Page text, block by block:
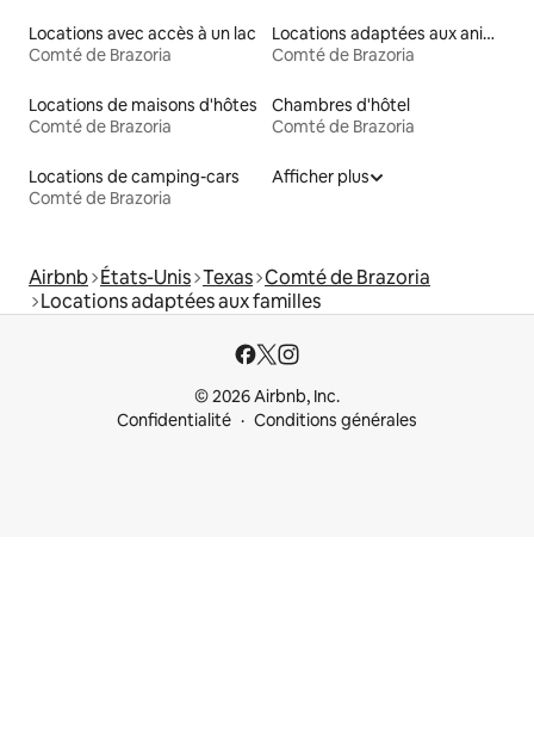
Locations avec accès à un lac
Comté de Brazoria
Locations adaptées aux animaux
Comté de Brazoria
Locations de maisons d'hôtes
Comté de Brazoria
Chambres d'hôtel
Comté de Brazoria
Locations de camping-cars
Comté de Brazoria
Afficher plus
Airbnb États-Unis Texas Comté de Brazoria
Locations adaptées aux familles
© 2026 Airbnb, Inc.
Confidentialité
Conditions générales